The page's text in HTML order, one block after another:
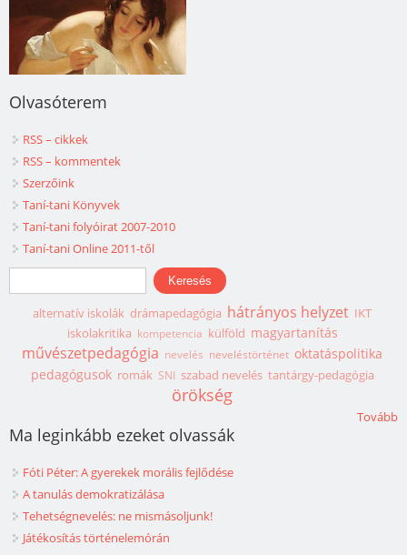
Olvasóterem
RSS – cikkek
RSS – kommentek
Szerzőink
Taní-tani Könyvek
Taní-tani folyóirat 2007-2010
Taní-tani Online 2011-től
Keresés űrlap
Keresés
alternatív iskolák drámapedagógia hátrányos helyzet IKT
iskolakritika kompetencia külföld magyartanítás
művészetpedagógia nevelés neveléstörténet oktatáspolitika
pedagógusok romák SNI szabad nevelés tantárgy-pedagógia
örökség
Tovább
Ma leginkább ezeket olvassák
Fóti Péter: A gyerekek morális fejlődése
A tanulás demokratizálása
Tehetségnevelés: ne mismásoljunk!
Játékosítás történelemórán